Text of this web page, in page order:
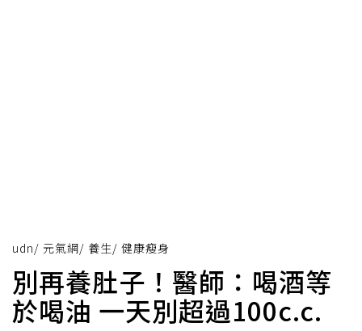
udn/ 元氣網/ 養生/ 健康瘦身
別再養肚子！醫師：喝酒等
於喝油 一天別超過100c.c.